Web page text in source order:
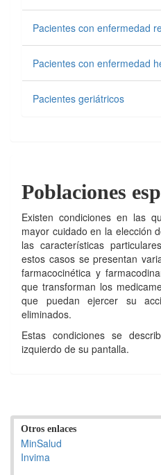
Pacientes con enfermedad
Pacientes con enfermedad
Pacientes geriátricos
Poblaciones
Existen condiciones en las
mayor cuidado en la elección
las características
estos casos se presentan
farmacocinética y
que transforman los
que puedan ejercer su
eliminados.
Estas condiciones se
izquierdo de su pantalla.
Otros enlaces
MinSalud
Invima